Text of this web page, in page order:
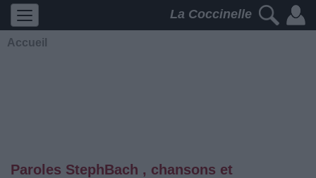
La Coccinelle
Accueil
Paroles StephBach , chansons et